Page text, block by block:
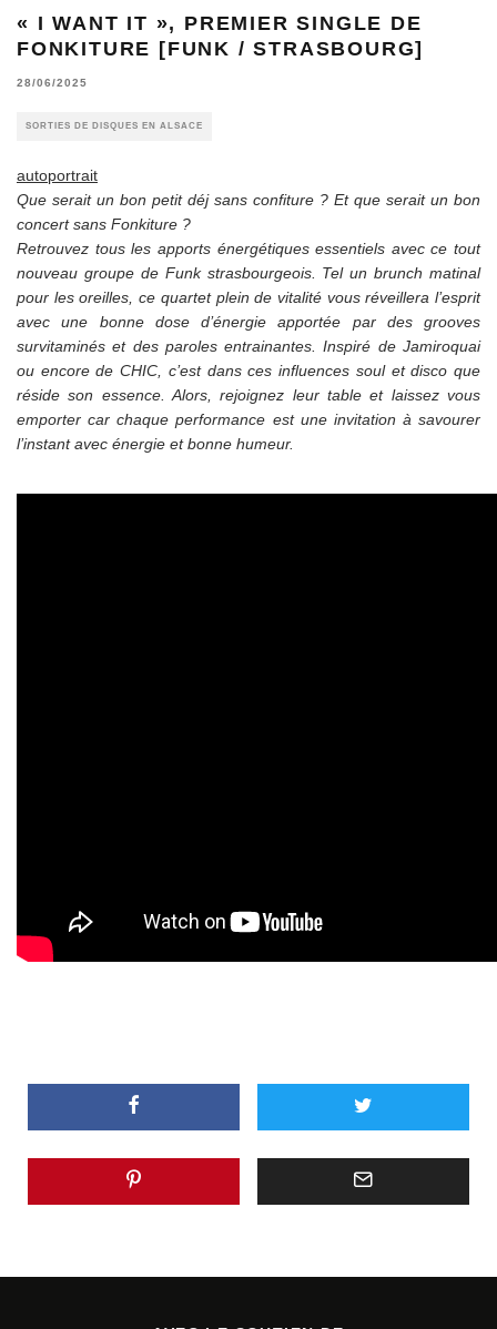
« I WANT IT », PREMIER SINGLE DE
FONKITURE [FUNK / STRASBOURG]
28/06/2025
SORTIES DE DISQUES EN ALSACE
autoportrait
Que serait un bon petit déj sans confiture ? Et que serait un bon
concert sans Fonkiture ?
Retrouvez tous les apports énergétiques essentiels avec ce tout
nouveau groupe de Funk strasbourgeois. Tel un brunch matinal
pour les oreilles, ce quartet plein de vitalité vous réveillera l’esprit
avec une bonne dose d’énergie apportée par des grooves
survitaminés et des paroles entrainantes. Inspiré de Jamiroquai
ou encore de CHIC, c’est dans ces influences soul et disco que
réside son essence. Alors, rejoignez leur table et laissez vous
emporter car chaque performance est une invitation à savourer
l’instant avec énergie et bonne humeur.